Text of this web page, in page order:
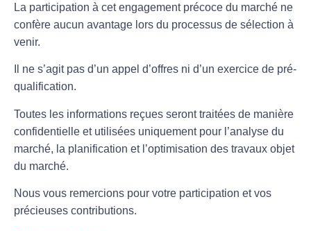
La participation à cet engagement précoce du marché ne
confère aucun avantage lors du processus de sélection à
venir.
Il ne s’agit pas d’un appel d’offres ni d’un exercice de pré-
qualification.
Toutes les informations reçues seront traitées de manière
confidentielle et utilisées uniquement pour l’analyse du
marché, la planification et l’optimisation des travaux objet
du marché.
Nous vous remercions pour votre participation et vos
précieuses contributions.